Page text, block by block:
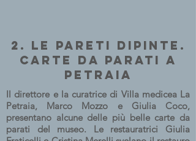
2. Le pareti dipinte.
Carte da parati a
Petraia
Il direttore e la curatrice di Villa medicea La
Petraia, Marco Mozzo e Giulia Coco,
presentano alcune delle più belle carte da
parati del museo. Le restauratrici Giulia